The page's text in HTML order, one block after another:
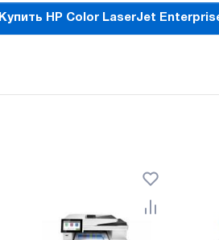
Купить HP Color LaserJet